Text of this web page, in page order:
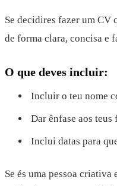
Se decidires fazer um CV
de forma clara, concisa e
O que deves incluir:
Incluir o teu nome
Dar ênfase aos
Inclui datas para
Se és uma pessoa